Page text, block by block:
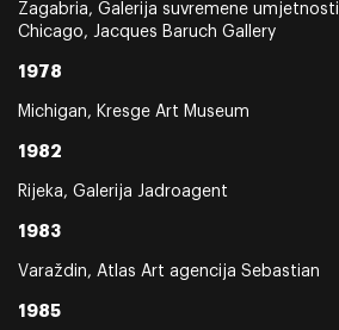
Zagabria, Galerija suvremene umjetnosti
Chicago, Jacques Baruch Gallery
1978
Michigan, Kresge Art Museum
1982
Rijeka, Galerija Jadroagent
1983
Varaždin, Atlas Art agencija Sebastian
1985